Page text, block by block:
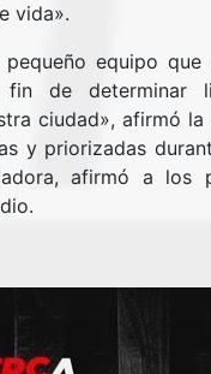
vida».
pequeño equipo
fin de determinar
ciudad», afirmó
y priorizadas
afirmó a los